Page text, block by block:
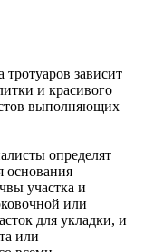
тротуаров зависит
и красивого
выполняющих
определят
основания
участка и
или
для укладки, и
или